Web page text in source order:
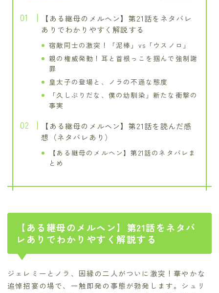
【ある継母のメルヘン】第21話をネタバレ
ありでわかりやすく解説する
宿敵同士の激突！「泥棒」vs「ウスノロ」
親の権威発動！耳と首根っこを掴んで強制謝
罪
皇太子の登場と、ノラの不遜な態度
「久しぶりだな、僕の幼馴染」新たな衝撃の
事実
【ある継母のメルヘン】第21話を読んだ感
想（ネタバレあり）
【ある継母のメルヘン】第21話のネタバレま
とめ
【ある継母のメルヘン】第21話をネタバ
レありでわかりやすく解説する
ジェレミーとノラ、因縁の二人がついに激突！華やかな
追悼招宴の場で、一触即発の事態が勃発します。シュリ